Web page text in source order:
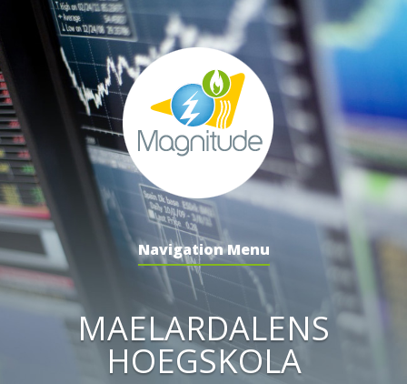
Navigation Menu
MAELARDALENS
HOEGSKOLA